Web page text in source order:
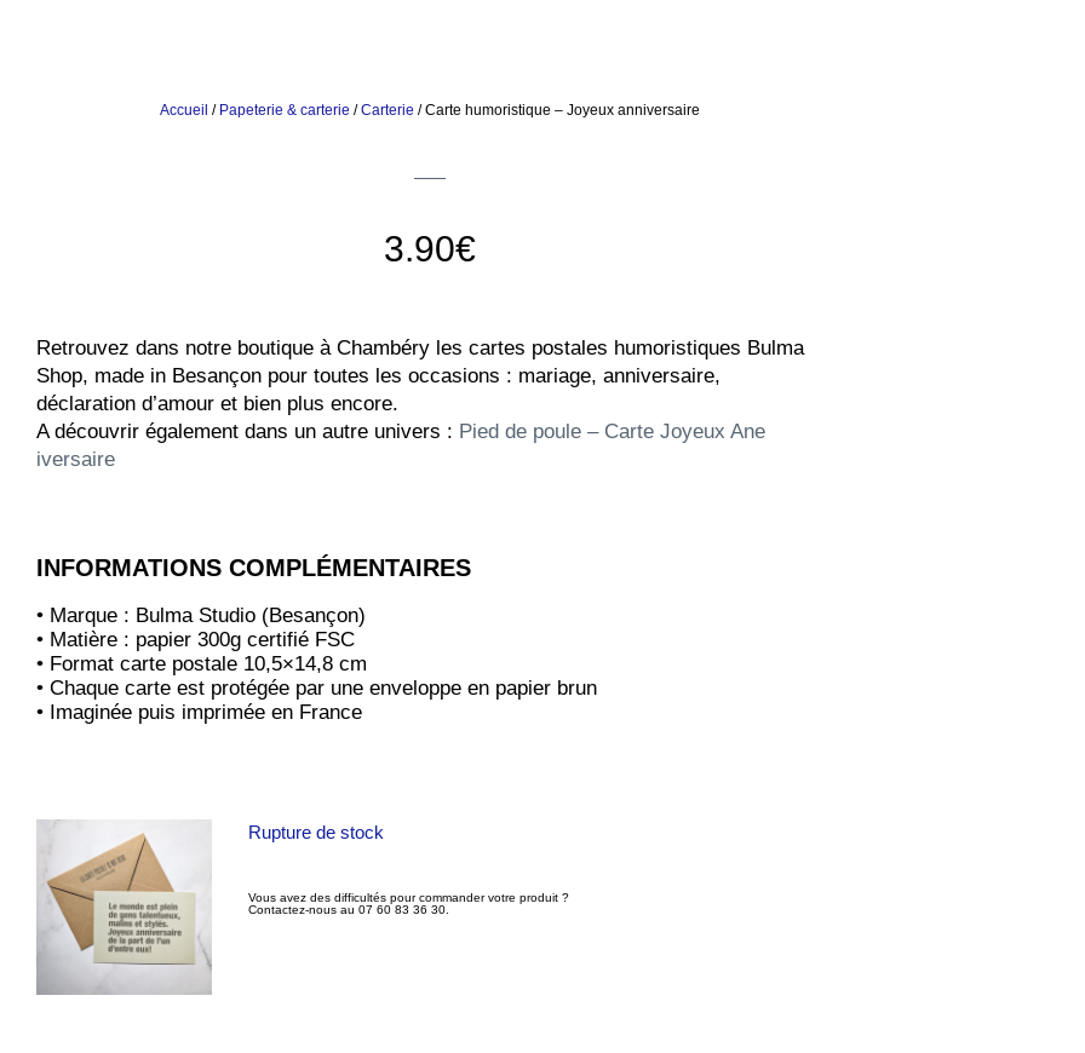
Accueil / Papeterie & carterie /Carterie / Carte humoristique – Joyeux anniversaire
3.90€
Retrouvez dans notre boutique à Chambéry les cartes postales humoristiques Bulma
Shop, made in Besançon pour toutes les occasions : mariage, anniversaire,
déclaration d’amour et bien plus encore.
A découvrir également dans un autre univers : Pied de poule – Carte Joyeux Ane
iversaire
INFORMATIONS COMPLÉMENTAIRES
• Marque : Bulma Studio (Besançon)
• Matière : papier 300g certifié FSC
• Format carte postale 10,5×14,8 cm
• Chaque carte est protégée par une enveloppe en papier brun
• Imaginée puis imprimée en France
Rupture de stock
Vous avez des difficultés pour commander votre produit ?
Contactez-nous au 07 60 83 36 30.